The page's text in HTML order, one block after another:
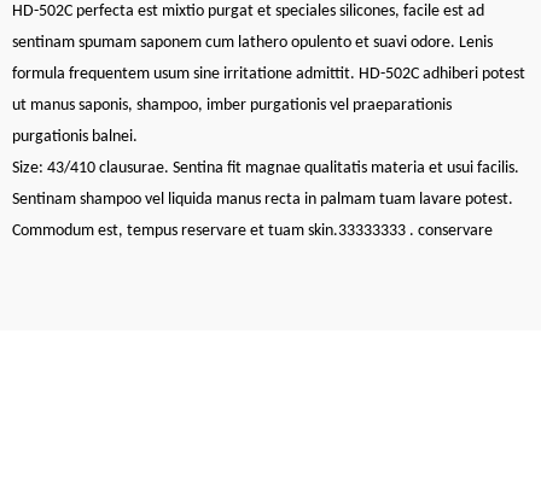
HD-502C perfecta est mixtio purgat et speciales silicones, facile est ad
sentinam spumam saponem cum lathero opulento et suavi odore. Lenis
formula frequentem usum sine irritatione admittit. HD-502C adhiberi potest
ut manus saponis, shampoo, imber purgationis vel praeparationis
purgationis balnei.
Size: 43/410 clausurae. Sentina fit magnae qualitatis materia et usui facilis.
Sentinam shampoo vel liquida manus recta in palmam tuam lavare potest.
Commodum est, tempus reservare et tuam skin.33333333 . conservare